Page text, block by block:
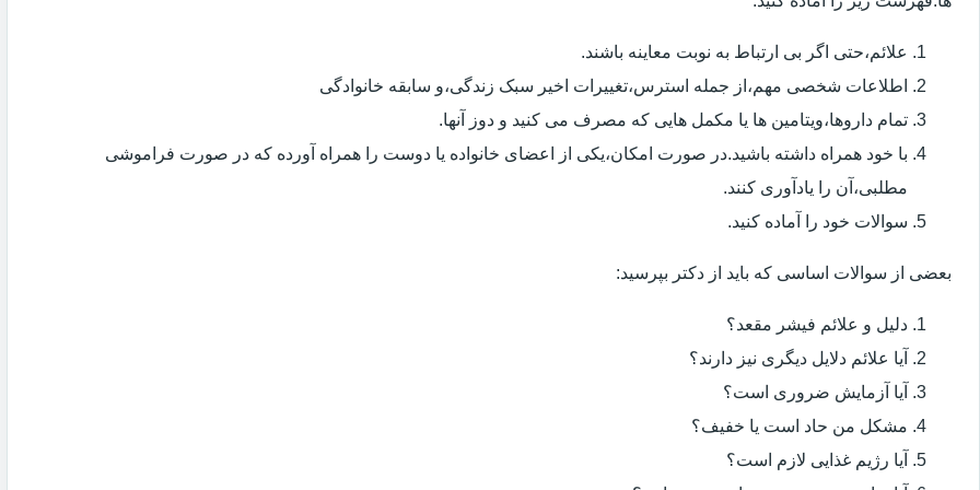
علائم،حتی اگر بی ارتباط به نوبت معاینه باشند.
اطلاعات شخصی مهم،از جمله استرس،تغییرات اخیر سبک زندگی،و سابقه خانوادگی
تمام داروها،ویتامین ها یا مکمل هایی که مصرف می کنید و دوز آنها.
با خود همراه داشته باشید.در صورت امکان،یکی از اعضای خانواده یا دوست را همراه آورده که در صورت فراموشی
مطلبی،آن را یادآوری کنند.
سوالات خود را آماده کنید.
بعضی از سوالات اساسی که باید از دکتر بپرسید:
دلیل و علائم فیشر مقعد؟
آیا علائم دلایل دیگری نیز دارند؟
آیا آزمایش ضروری است؟
مشکل من حاد است یا خفیف؟
آیا رژیم غذایی لازم است؟